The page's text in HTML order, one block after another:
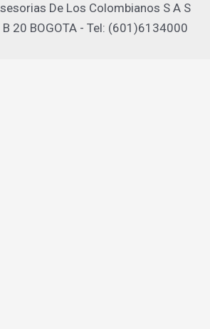
De Los Colombianos S A S
20 BOGOTA - Tel: (601)6134000